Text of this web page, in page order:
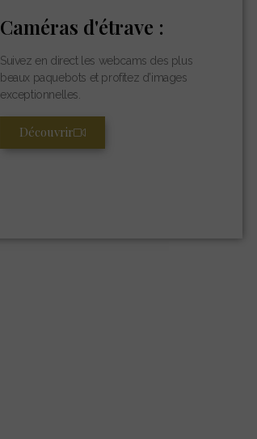
Caméras d'étrave :
Suivez en direct les webcams des plus
beaux paquebots et profitez d’images
exceptionnelles.
Découvrir